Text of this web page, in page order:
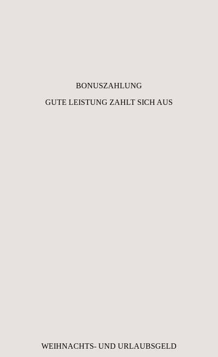
BONUSZAHLUNG
GUTE LEISTUNG ZAHLT SICH AUS
WEIHNACHTS- UND URLAUBSGELD